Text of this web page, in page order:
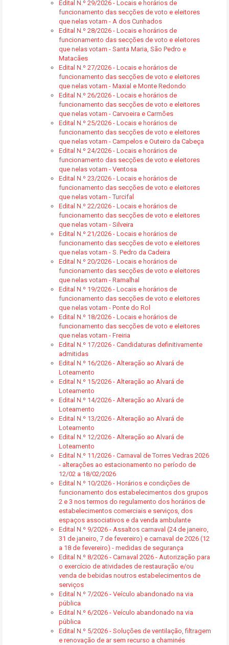
Edital N.º 29/2026 - Locais e horários de
funcionamento das secções de voto e eleitores
que nelas votam - A dos Cunhados
Edital N.º 28/2026 - Locais e horários de
funcionamento das secções de voto e eleitores
que nelas votam - Santa Maria, São Pedro e
Matacães
Edital N.º 27/2026 - Locais e horários de
funcionamento das secções de voto e eleitores
que nelas votam - Maxial e Monte Redondo
Edital N.º 26/2026 - Locais e horários de
funcionamento das secções de voto e eleitores
que nelas votam - Carvoeira e Carmões
Edital N.º 25/2026 - Locais e horários de
funcionamento das secções de voto e eleitores
que nelas votam - Campelos e Outeiro da Cabeça
Edital N.º 24/2026 - Locais e horários de
funcionamento das secções de voto e eleitores
que nelas votam - Ventosa
Edital N.º 23/2026 - Locais e horários de
funcionamento das secções de voto e eleitores
que nelas votam - Turcifal
Edital N.º 22/2026 - Locais e horários de
funcionamento das secções de voto e eleitores
que nelas votam - Silveira
Edital N.º 21/2026 - Locais e horários de
funcionamento das secções de voto e eleitores
que nelas votam - S. Pedro da Cadeira
Edital N.º 20/2026 - Locais e horários de
funcionamento das secções de voto e eleitores
que nelas votam - Ramalhal
Edital N.º 19/2026 - Locais e horários de
funcionamento das secções de voto e eleitores
que nelas votam - Ponte do Rol
Edital N.º 18/2026 - Locais e horários de
funcionamento das secções de voto e eleitores
que nelas votam - Freiria
Edital N.º 17/2026 - Candidaturas definitivamente
admitidas
Edital N.º 16/2026 - Alteração ao Alvará de
Loteamento
Edital N.º 15/2026 - Alteração ao Alvará de
Loteamento
Edital N.º 14/2026 - Alteração ao Alvará de
Loteamento
Edital N.º 13/2026 - Alteração ao Alvará de
Loteamento
Edital N.º 12/2026 - Alteração ao Alvará de
Loteamento
Edital N.º 11/2026 - Carnaval de Torres Vedras 2026
- alterações ao estacionamento no período de
12/02 a 18/02/2026
Edital N.º 10/2026 - Horários e condições de
funcionamento dos estabelecimentos dos grupos
2 e 3 nos termos do regulamento dos horários de
estabelecimentos comerciais e serviços, dos
espaços associativos e da venda ambulante
Edital N.º 9/2026 - Assaltos carnaval (24 de janeiro,
31 de janeiro, 7 de fevereiro) e carnaval de 2026 (12
a 18 de fevereiro) - medidas de segurança
Edital N.º 8/2026 - Carnaval 2026 - Autorização para
o exercício de atividades de restauração e/ou
venda de bebidas noutros estabelecimentos de
serviços
Edital N.º 7/2026 - Veículo abandonado na via
pública
Edital N.º 6/2026 - Veículo abandonado na via
pública
Edital N.º 5/2026 - Soluções de ventilação, filtragem
e renovação de ar sem recurso a chaminés